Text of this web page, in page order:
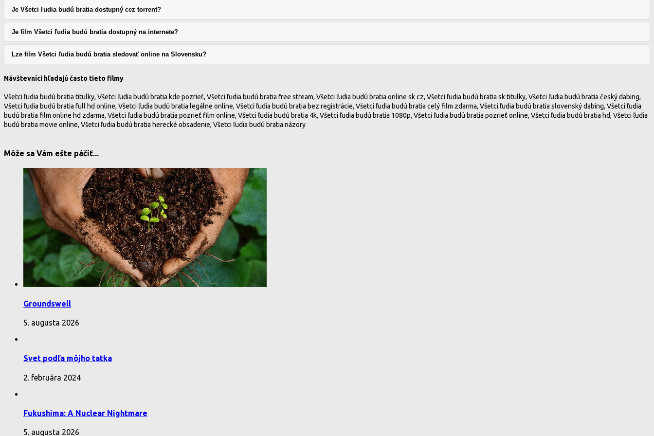
Je Všetci ľudia budú bratia dostupný cez torrent?
Je film Všetci ľudia budú bratia dostupný na internete?
Lze film Všetci ľudia budú bratia sledovať online na Slovensku?
Návštevníci hľadajú často tieto filmy
Všetci ľudia budú bratia titulky, Všetci ľudia budú bratia kde pozrieť, Všetci ľudia budú bratia free stream, Všetci ľudia budú bratia online sk cz, Všetci ľudia budú bratia sk titulky, Všetci ľudia budú bratia český dabing,
Všetci ľudia budú bratia full hd online, Všetci ľudia budú bratia legálne online, Všetci ľudia budú bratia bez registrácie, Všetci ľudia budú bratia celý film zdarma, Všetci ľudia budú bratia slovenský dabing, Všetci ľudia
budú bratia film online hd zdarma, Všetci ľudia budú bratia pozrieť film online, Všetci ľudia budú bratia 4k, Všetci ľudia budú bratia 1080p, Všetci ľudia budú bratia pozrieť online, Všetci ľudia budú bratia hd, Všetci ľudia
budú bratia movie online, Všetci ľudia budú bratia herecké obsadenie, Všetci ľudia budú bratia názory
Môže sa Vám ešte páčiť...
Groundswell
5. augusta 2026
Svet podľa môjho tatka
2. februára 2024
Fukushima: A Nuclear Nightmare
5. augusta 2026